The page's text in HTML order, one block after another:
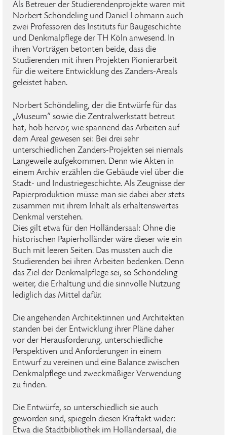
Als Betreuer der Studierendenprojekte waren mit
Norbert Schöndeling und Daniel Lohmann auch
zwei Professoren des Instituts für Baugeschichte
und Denkmalpflege der TH Köln anwesend. In
ihren Vorträgen betonten beide, dass die
Studierenden mit ihren Projekten Pionierarbeit
für die weitere Entwicklung des Zanders-Areals
geleistet haben.
Norbert Schöndeling, der die Entwürfe für das
„Museum“ sowie die Zentralwerkstatt betreut
hat, hob hervor, wie spannend das Arbeiten auf
dem Areal gewesen sei: Bei drei sehr
unterschiedlichen Zanders-Projekten sei niemals
Langeweile aufgekommen. Denn wie Akten in
einem Archiv erzählen die Gebäude viel über die
Stadt- und Industriegeschichte. Als Zeugnisse der
Papierproduktion müsse man sie dabei aber stets
zusammen mit ihrem Inhalt als erhaltenswertes
Denkmal verstehen.
Dies gilt etwa für den Holländersaal: Ohne die
historischen Papierholländer wäre dieser wie ein
Buch mit leeren Seiten. Das mussten auch die
Studierenden bei ihren Arbeiten bedenken. Denn
das Ziel der Denkmalpflege sei, so Schöndeling
weiter, die Erhaltung und die sinnvolle Nutzung
lediglich das Mittel dafür.
Die angehenden Architektinnen und Architekten
standen bei der Entwicklung ihrer Pläne daher
vor der Herausforderung, unterschiedliche
Perspektiven und Anforderungen in einem
Entwurf zu vereinen und eine Balance zwischen
Denkmalpflege und zweckmäßiger Verwendung
zu finden.
Die Entwürfe, so unterschiedlich sie auch
geworden sind, spiegeln diesen Kraftakt wider:
Etwa die Stadtbibliothek im Holländersaal, die